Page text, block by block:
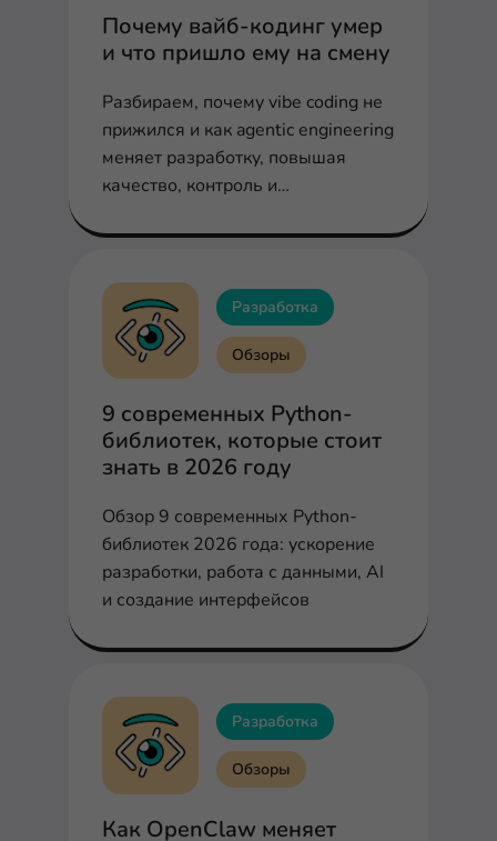
Почему вайб-кодинг умер
и что пришло ему на смену
Разбираем, почему vibe coding не
прижился и как agentic engineering
меняет разработку, повышая
качество, контроль и
Разработка
Обзоры
9 современных Python-
библиотек, которые стоит
знать в 2026 году
Обзор 9 современных Python-
библиотек 2026 года: ускорение
разработки, работа с данными, AI
и создание интерфейсов
Разработка
Обзоры
Как OpenClaw меняет